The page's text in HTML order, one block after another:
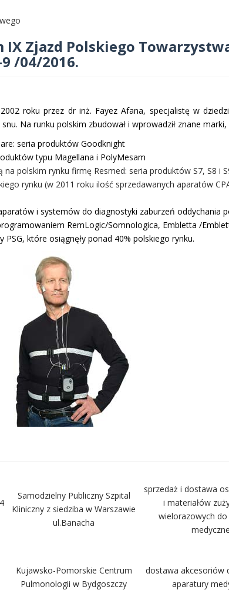
IX Zjazd Polskiego
/04/2016.
roku przez dr inż. Fayez Afana, specjalistę w
Na runku polskim zbudował i wprowadził znane marki,
seria produktów Goodknight
typu Magellana i PolyMesam
na polskim rynku firmę Resmed: seria produktów S7, S8 i
rynku (w 2011 roku ilość sprzedawanych aparatów
i systemów do diagnostyki zaburzeń oddychania
RemLogic/Somnologica, Embletta /
PSG, które osiągnęły ponad 40% polskiego rynku.
Samodzielny Publiczny Szpital
Kliniczny z siedziba w Warszawie
ul.Banacha
sprzedaż i dostawa
i materiałów
wielorazowych
Kujawsko-Pomorskie Centrum
Pulmonologii w Bydgoszczy
dostawa akcesoriów
aparatury